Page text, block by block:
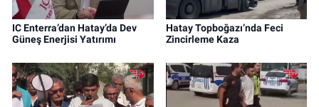
IC Enterra’dan Hatay’da Dev
Güneş Enerjisi Yatırımı
Hatay Topboğazı’nda Feci
Zincirleme Kaza